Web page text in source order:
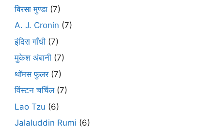
बिरसा मुण्डा (7)
A. J. Cronin (7)
इंदिरा गाँधी (7)
मुकेश अंबानी (7)
थॉमस फुलर(7)
विंस्टन चर्चिल(7)
Lao Tzu (6)
Jalaluddin Rumi (6)